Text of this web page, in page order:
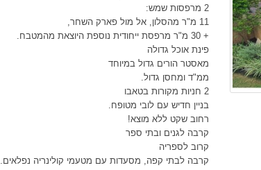
2 מרפסות שמש:
11 מ"ר מהסלון, אל מול פארק השחר,
+ 30 מ"ר מרפסת ייחודית נוספת היוצאת מהמטבח.
פינת אוכל גדולה
מאסטר הורים גדול במיוחד
ממ"ד ומחסן גדול.
2 חניות מקורות בטאבו
בניין חדיש עם לובי מטופח.
רחוב שקט ללא מוצא!
קרבה לגנים ובתי ספר
קרוב לספריה
קרבה לבתי קפה, מסעדות עם מטעמי קולינריה נפלאים.